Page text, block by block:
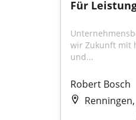
Für
wir Zukunft mit
und...
Robert Bosch